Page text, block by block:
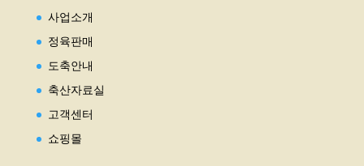
사업소개
정육판매
도축안내
축산자료실
고객센터
쇼핑몰